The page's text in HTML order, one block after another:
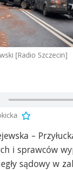
[Radio Szczecin]
–
i sprawców
sądowy w